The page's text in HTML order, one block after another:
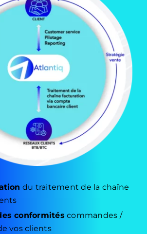
du traitement de la chaîne
conformités commandes /
vos clients